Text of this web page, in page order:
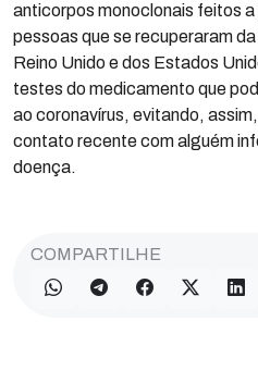
anticorpos monoclonais feitos
pessoas que se recuperaram
Reino Unido e dos Estados
testes do medicamento que
ao coronavírus, evitando,
contato recente com alguém
doença.
COMPARTILHE